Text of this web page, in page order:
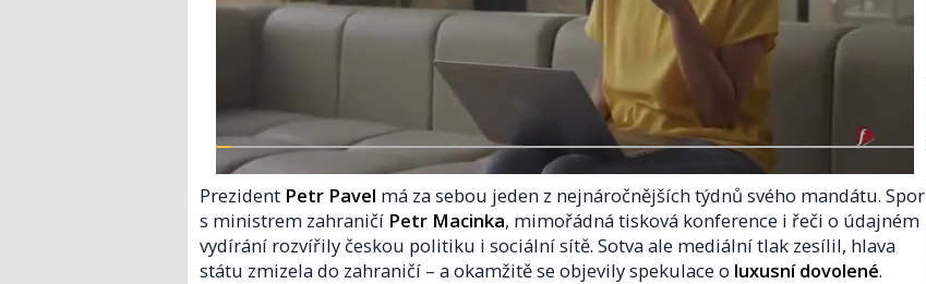
Prezident Petr Pavel má za sebou jeden z nejnáročnějších týdnů svého mandátu. Spor
s ministrem zahraničí Petr Macinka, mimořádná tisková konference i řeči o údajném
vydírání rozvířily českou politiku i sociální sítě. Sotva ale mediální tlak zesílil, hlava
státu zmizela do zahraničí – a okamžitě se objevily spekulace o luxusní dovolené.